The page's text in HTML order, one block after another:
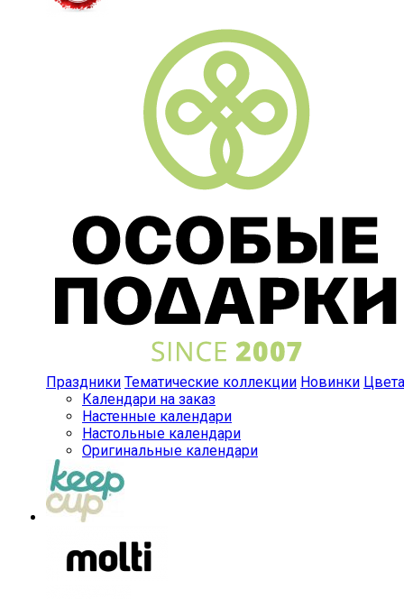
Праздники Тематические коллекции Новинки Цвета
Календари на заказ
Настенные календари
Настольные календари
Оригинальные календари